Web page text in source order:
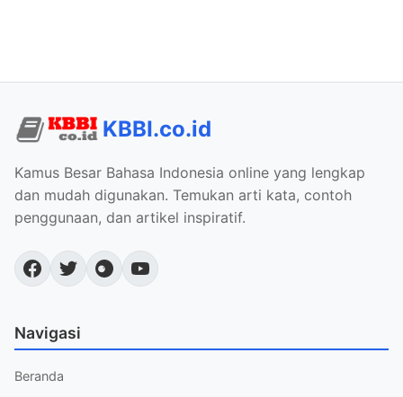
KBBI.co.id
Kamus Besar Bahasa Indonesia online yang lengkap
dan mudah digunakan. Temukan arti kata, contoh
penggunaan, dan artikel inspiratif.
Navigasi
Beranda